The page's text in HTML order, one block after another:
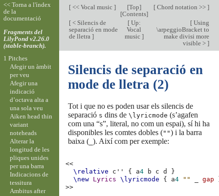
[<< Vocal music ] [Top]
[Contents]
[Chord notation >> ]
[< Silencis de
separació en mode
de lletra ]
[Up:
Vocal
music ]
[Using
\arpeggioBracket to
make divisi more
visible > ]
Silencis de separació en
mode de lletra (2)
Tot i que no es poden usar els silencis de
separació s dins de \lyricmode (s’agafen
com una “s”, literal, no com un espai), sí hi ha
disponibles les comtes dobles ("") i la barra
baixa ( ). Així com per exemple:
<<
\relative
c'' { a4 b c d
}
\new Lyrics \lyricmode { a4 "" gap
>>
<< Torna a l'índex
de la
documentació
Fragments del
LilyPond v2.26.0
(stable-branch).
1 Pitches
Afegir un àmbit
per veu
Afegir una
indicació
d’octava alta a
una sola veu
Aiken head thin
variant
noteheads
Alterar la
longitud de les
pliques unides
per una barra
Indicacions de
tessitura
Ambitus after